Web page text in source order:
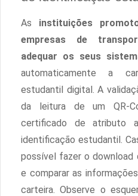
As instituições
empresas de
adequar os seus
automaticamente a
estudantil digital. A
da leitura de um QR-
certificado de atributo
identificação estudantil.
possível fazer o
e comparar as
carteira. Observe o